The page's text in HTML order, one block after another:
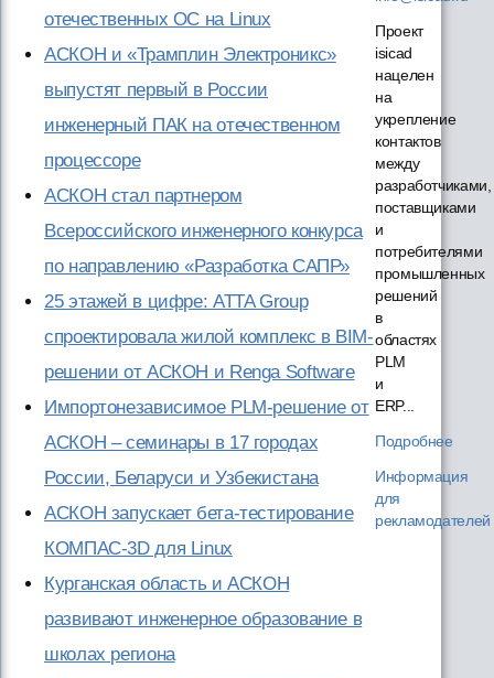
отечественных ОС на Linux
АСКОН и «Трамплин Электроникс»
выпустят первый в России
инженерный ПАК на отечественном
процессоре
АСКОН стал партнером
Всероссийского инженерного конкурса
по направлению «Разработка САПР»
25 этажей в цифре: ATTA Group
спроектировала жилой комплекс в BIM-
решении от АСКОН и Renga Software
Импортонезависимое PLM-решение от
АСКОН – семинары в 17 городах
России, Беларуси и Узбекистана
АСКОН запускает бета-тестирование
КОМПАС-3D для Linux
Курганская область и АСКОН
развивают инженерное образование в
школах региона
Проект
isicad
нацелен
на
укрепление
контактов
между
разработчиками,
поставщиками
и
потребителями
промышленных
решений
в
областях
PLM
и
ERP...
Подробнее
Информация
для
рекламодателей